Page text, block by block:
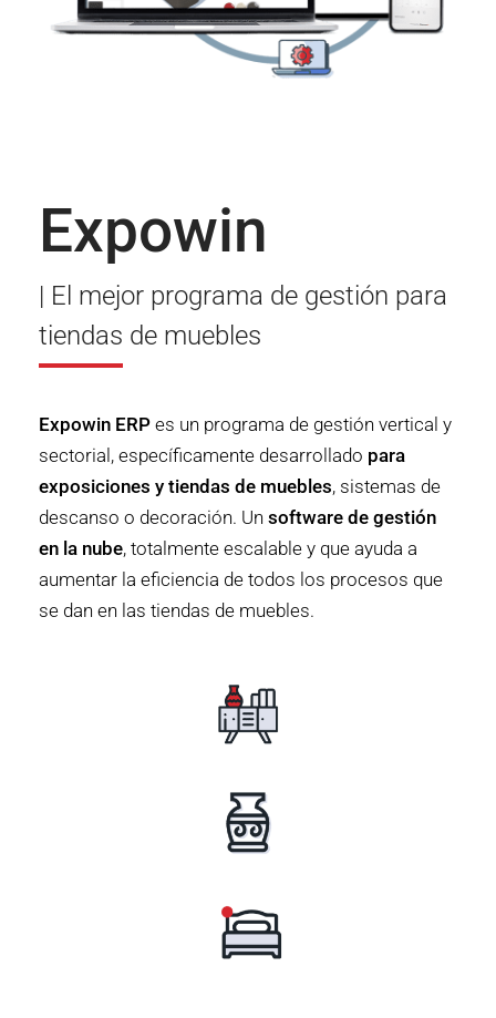
Expowin
| El mejor programa de gestión para
tiendas de muebles
Expowin ERPes un programa de gestión vertical y
sectorial, específicamente desarrollado para
exposiciones y tiendas de muebles, sistemas de
descanso o decoración. Un software de gestión
en la nube, totalmente escalable y que ayuda a
aumentar la eficiencia de todos los procesos que
se dan en las tiendas de muebles.